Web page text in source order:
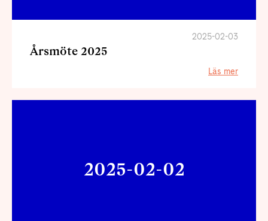
2025-02-03
Årsmöte 2025
Läs mer
2025-02-02